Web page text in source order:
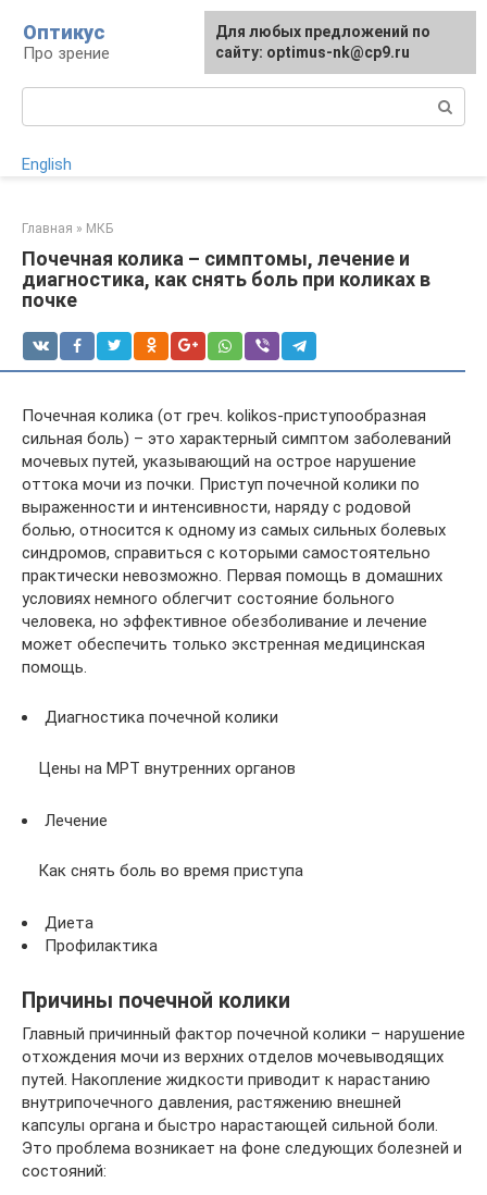
контенту
Оптикус
Про зрение
English
Главная » МКБ
Почечная колика – симптомы, лечение и
диагностика, как снять боль при коликах в
почке
Почечная колика (от греч. kolikos-приступообразная
сильная боль) – это характерный симптом заболеваний
мочевых путей, указывающий на острое нарушение
оттока мочи из почки. Приступ почечной колики по
выраженности и интенсивности, наряду с родовой
болью, относится к одному из самых сильных болевых
синдромов, справиться с которыми самостоятельно
практически невозможно. Первая помощь в домашних
условиях немного облегчит состояние больного
человека, но эффективное обезболивание и лечение
может обеспечить только экстренная медицинская
помощь.
Диагностика почечной колики
Цены на МРТ внутренних органов
Лечение
Как снять боль во время приступа
Диета
Профилактика
Причины почечной колики
Главный причинный фактор почечной колики – нарушение
отхождения мочи из верхних отделов мочевыводящих
путей. Накопление жидкости приводит к нарастанию
внутрипочечного давления, растяжению внешней
капсулы органа и быстро нарастающей сильной боли.
Это проблема возникает на фоне следующих болезней и
состояний:
Для любых предложений по
сайту: optimus-nk@cp9.ru